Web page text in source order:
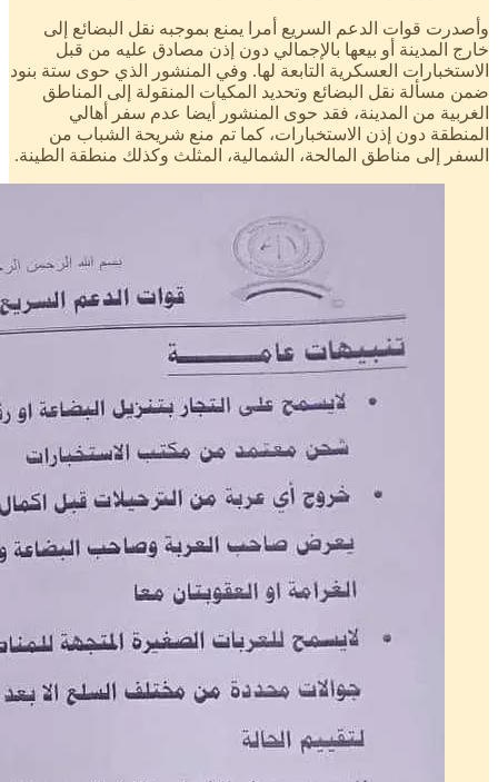
وأصدرت قوات الدعم السريع أمرا يمنع بموجبه نقل البضائع إلى
خارج المدينة أو بيعها بالإجمالي دون إذن مصادق عليه من قبل
الاستخبارات العسكرية التابعة لها. وفي المنشور الذي حوى ستة بنود
ضمن مسألة نقل البضائع وتحديد المكيات المنقولة إلى المناطق
الغربية من المدينة، فقد حوى المنشور أيضا عدم سفر أهالي
المنطقة دون إذن الاستخبارات، كما تم منع شريحة الشباب من
السفر إلى مناطق المالحة، الشمالية، المثلث وكذلك منطقة الطينة.